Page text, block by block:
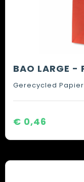
Gerecycled Papier
€ 0,46